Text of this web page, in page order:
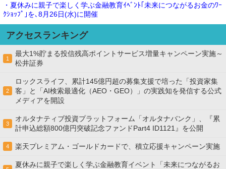
・夏休みに親子で楽しく学ぶ金融教育ｲﾍﾞﾝﾄ｢未来につながるお金のﾜｰ
ｸｼｮｯﾌﾟ｣を､8月26日(水)に開催
アクセスランキング
1
最大1%貯まる投信残高ポイントサービス増量キャンペーン実施～
松井証券
2
ロックスライフ、累計145億円超の募集支援で培った「投資家集
客」と「AI検索最適化（AEO・GEO）」の実践知を発信する公式
メディアを開設
3
オルタナティブ投資プラットフォーム「オルタナバンク」、『累
計申込総額800億円突破記念ファンドPart4 ID1121』を公開
4 楽天プレミアム・ゴールドカードで、積立応援キャンペーン実施
夏休みに親子で楽しく学ぶ金融教育イベント「未来につながるお